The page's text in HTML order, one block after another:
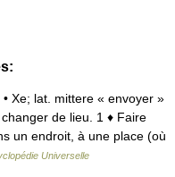
Xe; lat. mittere « envoyer »
de lieu. 1 ♦ Faire
un endroit, à une place (où
Universelle